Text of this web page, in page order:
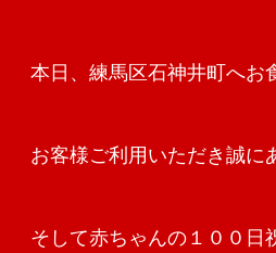
本日、練馬区石神井町へお
お客様ご利用いただき誠に
そして赤ちゃんの１００日